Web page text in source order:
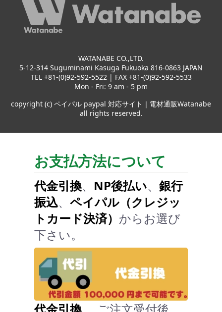
WATANABE CO.,LTD.
5-12-314 Suguminami Kasuga Fukuoka 816-0863 JAPAN
TEL +81-(0)92-592-5522 | FAX +81-(0)92-592-5533
Mon - Fri: 9 am - 5 pm
copyright (c) ペイパル paypal 対応サイト｜電材通販Watanabe
all rights reserved.
お支払方法について
代金引換、 NP後払い、 銀行
振込、 ペイパル（クレジッ
トカード決済） からお選び
下さい。